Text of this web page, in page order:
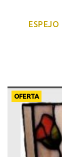
OFERTA